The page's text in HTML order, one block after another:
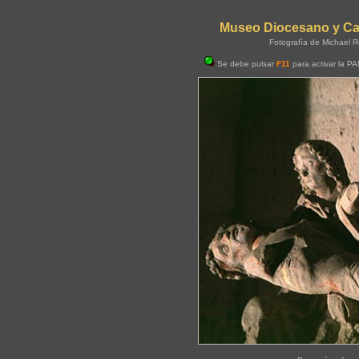
Museo Diocesano y
Fotografía de Michael
Se debe pulsar F11 para activar la